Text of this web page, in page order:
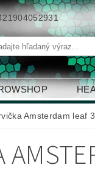
Amsterdam leaf